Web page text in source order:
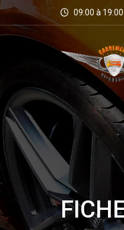
09:00 à 19:00